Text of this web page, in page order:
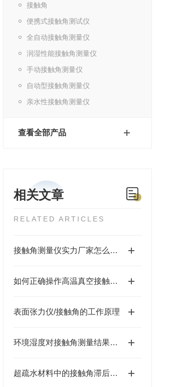
接触角
便携式接触角测试仪
全自动接触角测量仪
润湿性能接触角测量仪
手动接触角测量仪
自动型接触角测量仪
亲水性接触角测量仪
查看全部产品
相关文章
RELATED ARTICLES
接触角测量仪实力厂家怎么选？苏州福佰特 10 年专注精密仪器研发生产
如何正确操作高温真空接触角测量仪？步骤详解
表面张力仪/接触角的工作原理
​环境湿度对接触角测量结果的影响及控制策略
超疏水材料中的接触角滞后现象研究